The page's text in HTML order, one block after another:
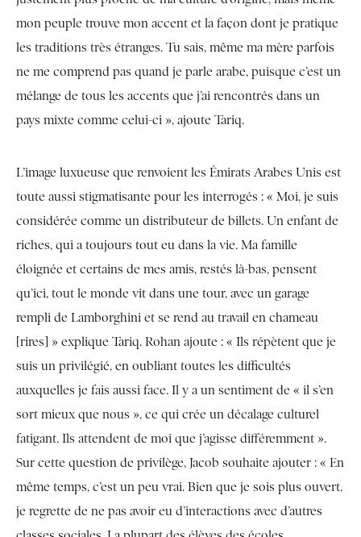
mon peuple trouve mon accent et la façon dont je pratique
les traditions très étranges. Tu sais, même ma mère parfois
ne me comprend pas quand je parle arabe, puisque c’est un
mélange de tous les accents que j’ai rencontrés dans un
pays mixte comme celui-ci », ajoute Tariq.
L’image luxueuse que renvoient les Émirats Arabes Unis est
toute aussi stigmatisante pour les interrogés : « Moi, je suis
considérée comme un distributeur de billets. Un enfant de
riches, qui a toujours tout eu dans la vie. Ma famille
éloignée et certains de mes amis, restés là-bas, pensent
qu’ici, tout le monde vit dans une tour, avec un garage
rempli de Lamborghini et se rend au travail en chameau
[rires] » explique Tariq. Rohan ajoute : « Ils répètent que je
suis un privilégié, en oubliant toutes les difficultés
auxquelles je fais aussi face. Il y a un sentiment de « il s’en
sort mieux que nous », ce qui crée un décalage culturel
fatigant. Ils attendent de moi que j’agisse différemment ».
Sur cette question de privilège, Jacob souhaite ajouter : « En
même temps, c’est un peu vrai. Bien que je sois plus ouvert,
je regrette de ne pas avoir eu d’interactions avec d’autres